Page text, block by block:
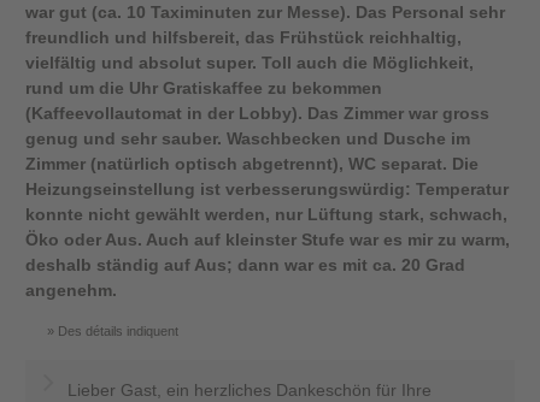
war gut (ca. 10 Taximinuten zur Messe). Das Personal sehr
freundlich und hilfsbereit, das Frühstück reichhaltig,
vielfältig und absolut super. Toll auch die Möglichkeit,
rund um die Uhr Gratiskaffee zu bekommen
(Kaffeevollautomat in der Lobby). Das Zimmer war gross
genug und sehr sauber. Waschbecken und Dusche im
Zimmer (natürlich optisch abgetrennt), WC separat. Die
Heizungseinstellung ist verbesserungswürdig: Temperatur
konnte nicht gewählt werden, nur Lüftung stark, schwach,
Öko oder Aus. Auch auf kleinster Stufe war es mir zu warm,
deshalb ständig auf Aus; dann war es mit ca. 20 Grad
angenehm.
Des détails indiquent
Lieber Gast, ein herzliches Dankeschön für Ihre